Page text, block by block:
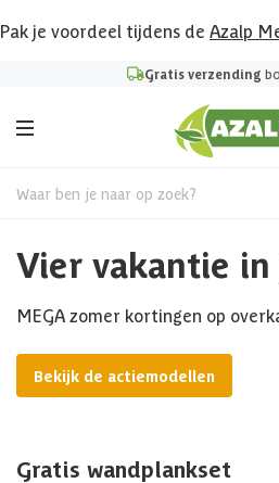
Pak je voordeel tijdens de Azalp
Gratis verzending
Waar ben je naar op zoek?
Vier vakantie
MEGA zomer kortingen op
Bekijk de actiemodellen
Gratis wandplankset